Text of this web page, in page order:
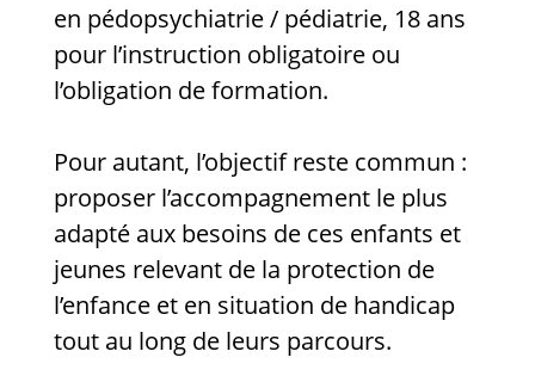
en pédopsychiatrie / pédiatrie, 18 ans
pour l’instruction obligatoire ou
l’obligation de formation.
Pour autant, l’objectif reste commun :
proposer l’accompagnement le plus
adapté aux besoins de ces enfants et
jeunes relevant de la protection de
l’enfance et en situation de handicap
tout au long de leurs parcours.